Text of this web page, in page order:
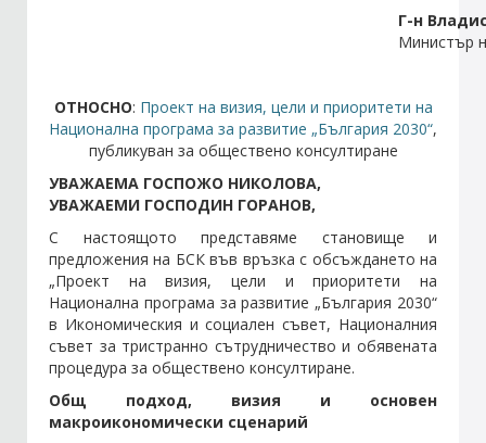
Стани член
Г-н
Министър
ОТНОСНО: Проект на визия, цели и приоритети на
Национална програма за развитие „България 2030“,
публикуван за обществено консултиране
УВАЖАЕМА ГОСПОЖО НИКОЛОВА,
УВАЖАЕМИ ГОСПОДИН ГОРАНОВ,
С настоящото представяме становище и
предложения на БСК във връзка с обсъждането на
„Проект на визия, цели и приоритети на
Национална програма за развитие „България 2030“
в Икономическия и социален съвет, Националния
съвет за тристранно сътрудничество и обявената
процедура за обществено консултиране.
Общ подход, визия и основен
макроикономически сценарий